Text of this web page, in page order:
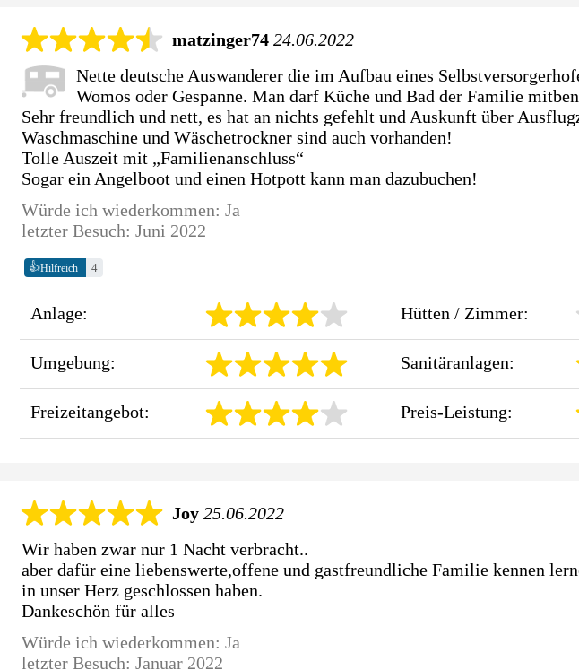
matzinger74 24.06.2022
Nette deutsche Auswanderer die im Aufbau eines
Womos oder Gespanne. Man darf Küche und Bad der Familie
Sehr freundlich und nett, es hat an nichts gefehlt und Auskunft über
Waschmaschine und Wäschetrockner sind auch vorhanden!
Tolle Auszeit mit „Familienanschluss“
Sogar ein Angelboot und einen Hotpott kann man dazubuchen!
Würde ich wiederkommen: Ja
letzter Besuch: Juni 2022
👍Hilfreich 4
Anlage:
Umgebung:
Freizeitangebot:
Hütten / Zimmer:
Sanitäranlagen:
Preis-Leistung:
Joy 25.06.2022
Wir haben zwar nur 1 Nacht verbracht..
aber dafür eine liebenswerte,offene und gastfreundliche Familie kennen
in unser Herz geschlossen haben.
Dankeschön für alles
Würde ich wiederkommen: Ja
letzter Besuch: Januar 2022